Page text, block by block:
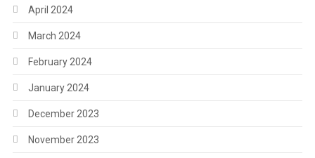
April 2024
March 2024
February 2024
January 2024
December 2023
November 2023